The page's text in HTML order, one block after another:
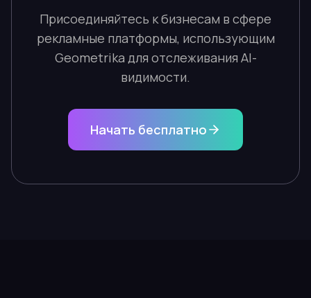
Присоединяйтесь к бизнесам в сфере
рекламные платформы, использующим
Geometrika для отслеживания AI-
видимости.
Начать бесплатно